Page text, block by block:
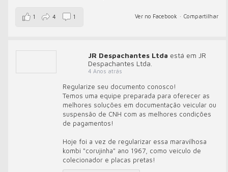
Ver no Facebook · Compartilhar
1 4 1
JR Despachantes Ltda está em JR
Despachantes Ltda.
4 Anos atrás
Regularize seu documento conosco!
Temos uma equipe preparada para oferecer as
melhores soluções em documentação veicular ou
suspensão de CNH com as melhores condições
de pagamentos!
Hoje foi a vez de regularizar essa maravilhosa
kombi "corujinha" ano 1967, como veículo de
colecionador e placas pretas!